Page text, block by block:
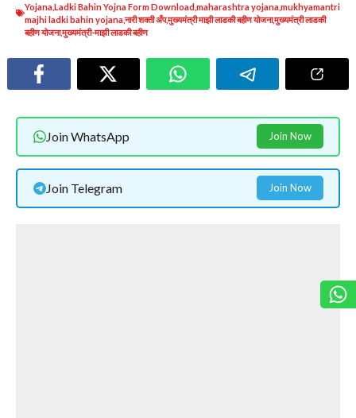
YojanaLadki Bahin Yojna Form Downloadmaharashtra yojanamukhyamantri
majhi ladki bahin yojana,नारी शक्ती अँप,मुख्यमंत्री माझी लाडकी बहीण योजना,मुख्यमंत्री लाडकी
बहीण योजना,मुख्यमंत्री-माझी लाडकी बहीण
Join WhatsApp Join Now
Join Telegram Join Now